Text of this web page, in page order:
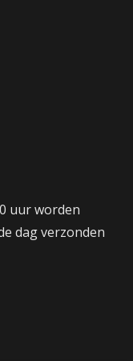
uur worden
dag verzonden